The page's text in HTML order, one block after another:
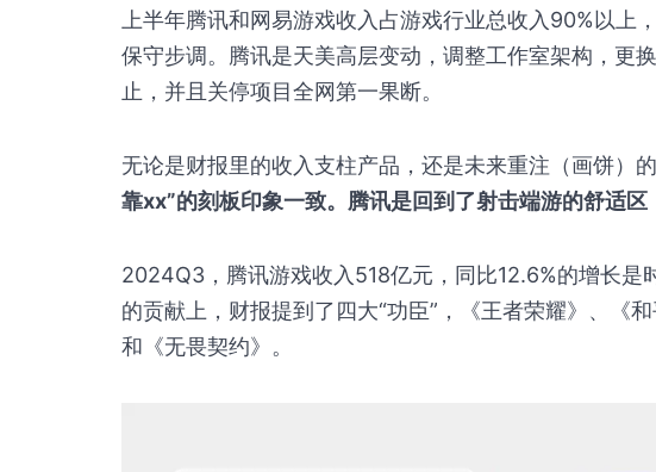
上半年腾讯和网易游戏收入占游戏行业总收入90%以上
保守步调。腾讯是天美高层变动，调整工作室架构，更
止，并且关停项目全网第一果断。
无论是财报里的收入支柱产品，还是未来重注（画饼）的
靠xx”的刻板印象一致。腾讯是回到了射击端游的舒适区
2024Q3，腾讯游戏收入518亿元，同比12.6%的增长是
的贡献上，财报提到了四大“功臣”，《王者荣耀》、《
和《无畏契约》。